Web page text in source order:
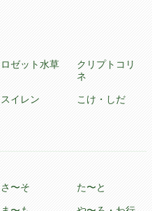
ロゼット水草
クリプトコリ
ネ
スイレン こけ・しだ
さ〜そ た〜と